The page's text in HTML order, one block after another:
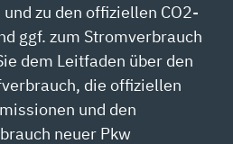
zu den offiziellen CO2-
ggf. zum Stromverbrauch
dem Leitfaden über den
die offiziellen
und den
neuer Pkw